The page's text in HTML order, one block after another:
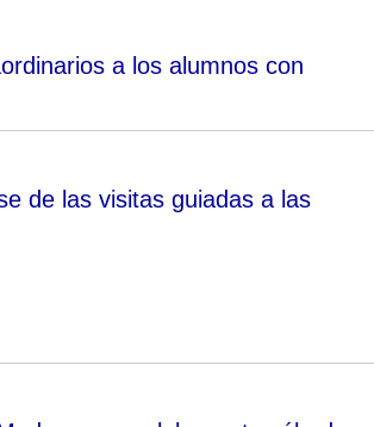
a los alumnos con
de las visitas guiadas a las